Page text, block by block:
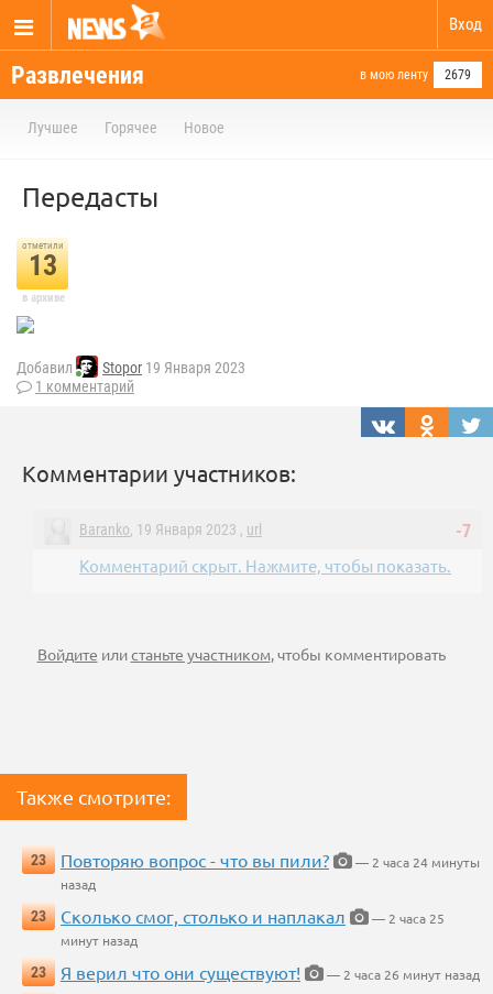
Вход
Развлечения в мою ленту 2679
Лучшее Горячее Новое
Передасты
отметили
13
в архиве
Добавил Stopor 19 Января 2023
1 комментарий
Комментарии участников:
-7
Baranko, 19 Января 2023 , url
Комментарий скрыт. Нажмите, чтобы показать.
Войдите илистаньте участником, чтобы комментировать
Также смотрите:
23 Повторяю вопрос - что вы пили?
— 2 часа 24 минуты
назад
23
Сколько смог, столько и наплакал
— 2 часа 25
минут назад
23
Я верил что они существуют!
— 2 часа 26 минут назад